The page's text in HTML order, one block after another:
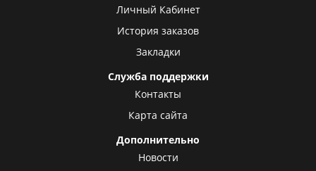
Личный Кабинет
История заказов
Закладки
Служба поддержки
Контакты
Карта сайта
Дополнительно
Новости